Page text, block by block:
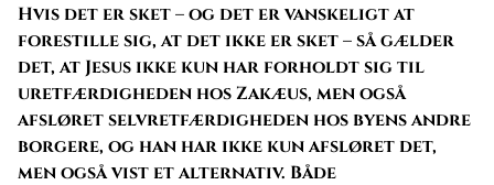
Hvis det er sket – og det er vanskeligt at
forestille sig, at det ikke er sket – så gælder
det, at Jesus ikke kun har forholdt sig til
uretfærdigheden hos Zakæus, men også
afsløret selvretfærdigheden hos byens andre
borgere, og han har ikke kun afsløret det,
men også vist et alternativ. Både